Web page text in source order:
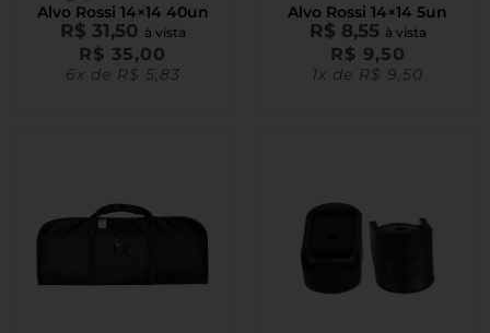
Alvo Rossi 14×14 40un
R$ 31,50 à vista
R$ 35,00
6x de R$ 5,83
Alvo Rossi 14×14 5un
R$ 8,55 à vista
R$ 9,50
1x de R$ 9,50